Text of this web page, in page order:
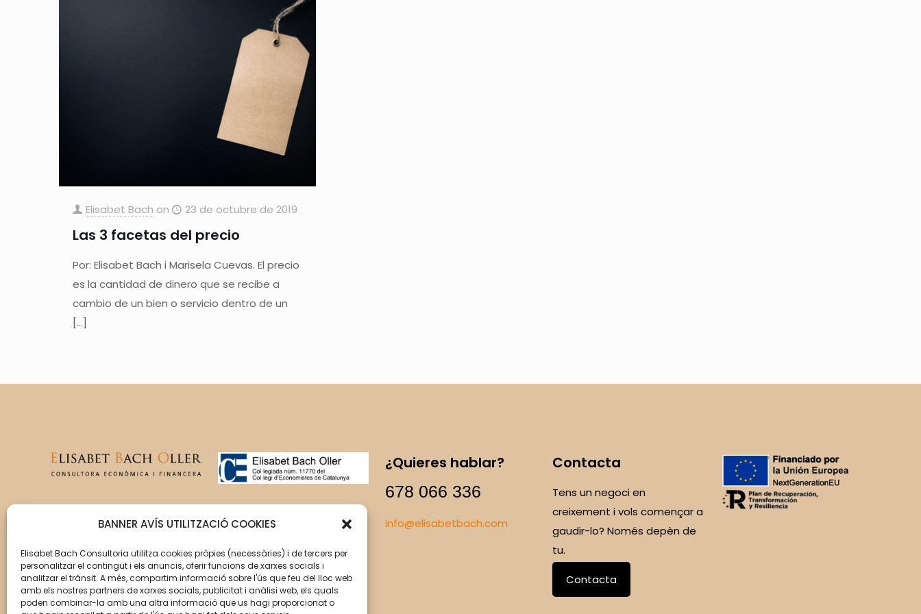
BANNER AVÍS UTILITZACIÓ COOKIES
Elisabet Bach Consultoria utilitza cookies pròpies (necessàries) i de tercers per
personalitzar el contingut i els anuncis, oferir funcions de xarxes socials i
analitzar el trànsit. A més, compartim informació sobre l'ús que feu del lloc web
amb els nostres partners de xarxes socials, publicitat i anàlisi web, els quals
poden combinar-la amb una altra informació que us hagi proporcionat o
Elisabet Bach on 23 de octubre de 2019
Las 3 facetas del precio
Por: Elisabet Bach i Marisela Cuevas. El precio
es la cantidad de dinero que se recibe a
cambio de un bien o servicio dentro de un
[…]
del creixement de la teva
empresa perquè aquesta
assoleixi els seus objectius.
¿Quieres hablar?
678 066 336
info@elisabetbach.com
Contacta
Tens un negoci en
creixement i vols començar a
gaudir-lo? Només depèn de
tu.
Contacta